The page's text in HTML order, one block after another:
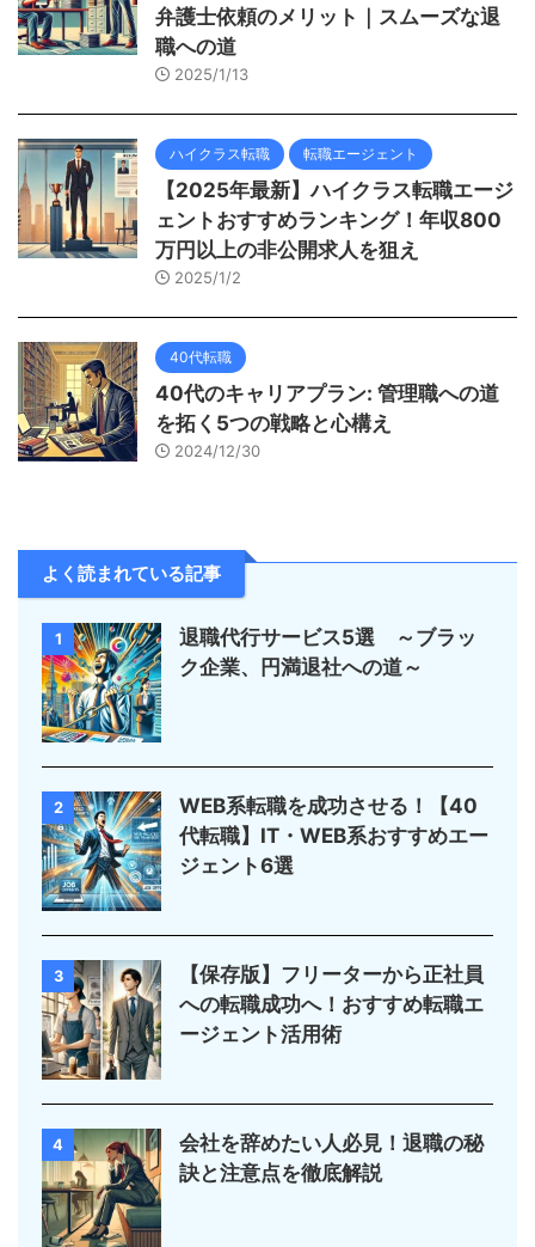
弁護士依頼のメリット｜スムーズな退
職への道
2025/1/13
ハイクラス転職 転職エージェント
【2025年最新】ハイクラス転職エージ
ェントおすすめランキング！年収800
万円以上の非公開求人を狙え
2025/1/2
40代転職
40代のキャリアプラン: 管理職への道
を拓く5つの戦略と心構え
2024/12/30
よく読まれている記事
1
退職代行サービス5選 ～ブラッ
ク企業、円満退社への道～
2
WEB系転職を成功させる！【40
代転職】IT・WEB系おすすめエー
ジェント6選
3
【保存版】フリーターから正社員
への転職成功へ！おすすめ転職エ
ージェント活用術
4
会社を辞めたい人必見！退職の秘
訣と注意点を徹底解説